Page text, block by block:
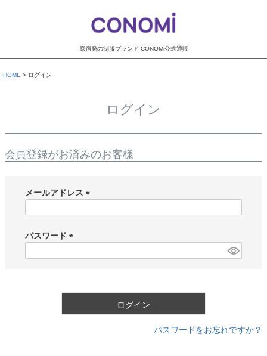
原宿発の制服ブランド CONOMi公式通販
HOME ログイン
ログイン
会員登録がお済みのお客様
メールアドレス
)
パスワード
ログイン
パスワードをお忘れですか？